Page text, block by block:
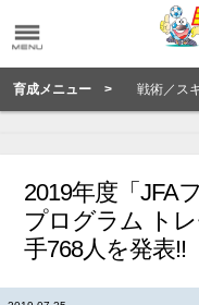
育成メニュー > 戦術／ス
2019年度「JFA
プログラム ト
手768人を発表!!